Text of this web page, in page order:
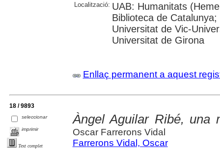
Localització: UAB: Humanitats
Biblioteca de
Universitat de Vic-
Universitat de Girona
Enllaç permanent a aquest
18 / 9893
seleccionar
imprimir
Text complet
Àngel Aguilar Ribé, una
Oscar Farrerons Vidal
Farrerons Vidal, Oscar